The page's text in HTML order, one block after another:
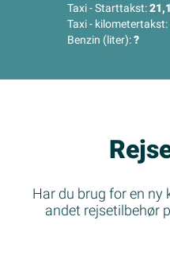
Taxi - Starttakst:
Taxi - kilometertakst:
Benzin (liter):?
Har du brug for en ny
andet rejsetilbehør